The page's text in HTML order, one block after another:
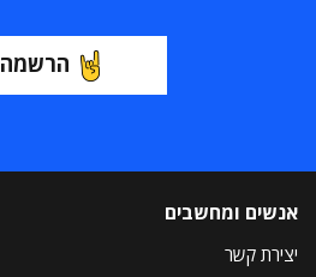
הרשמה
אנשים ומחשבים
יצירת קשר